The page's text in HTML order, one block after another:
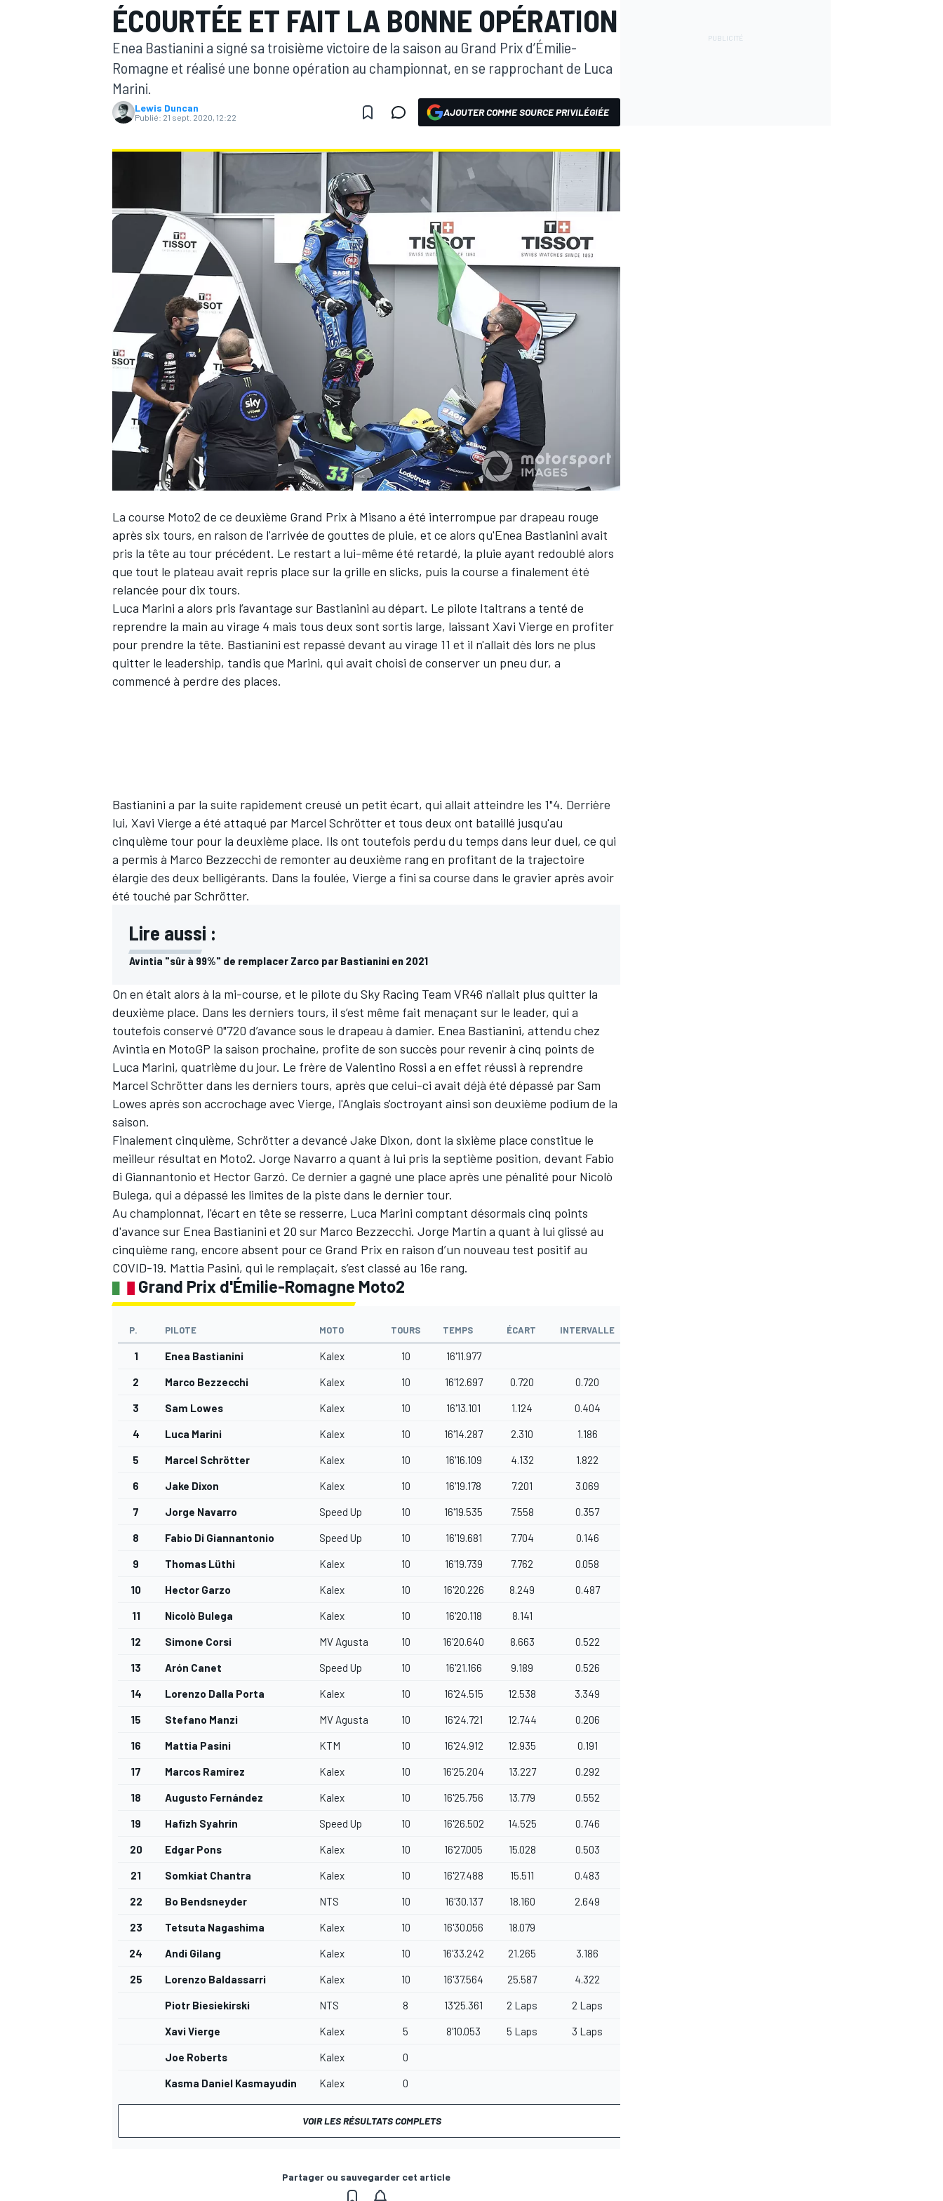
MOTOGP
WRC
WEC
AUTRES CHAMPIONNATS
ÉCOURTÉE ET FAIT LA BONNE OPÉRATION
Enea Bastianini a signé sa troisième victoire de la saison au Grand Prix d’Émilie-
Romagne et réalisé une bonne opération au championnat, en se rapprochant de Luca
Marini.
Lewis Duncan
Publié: 21 sept. 2020, 12:22 AJOUTER COMME SOURCE PRIVILÉGIÉE
La course Moto2 de ce deuxième Grand Prix à Misano a été interrompue par drapeau rouge
après six tours, en raison de l'arrivée de gouttes de pluie, et ce alors qu'Enea Bastianini avait
pris la tête au tour précédent. Le restart a lui-même été retardé, la pluie ayant redoublé alors
que tout le plateau avait repris place sur la grille en slicks, puis la course a finalement été
relancée pour dix tours.
Luca Marini a alors pris l’avantage sur Bastianini au départ. Le pilote Italtrans a tenté de
reprendre la main au virage 4 mais tous deux sont sortis large, laissant Xavi Vierge en profiter
pour prendre la tête. Bastianini est repassé devant au virage 11 et il n'allait dès lors ne plus
quitter le leadership, tandis que Marini, qui avait choisi de conserver un pneu dur, a
commencé à perdre des places.
Bastianini a par la suite rapidement creusé un petit écart, qui allait atteindre les 1"4. Derrière
lui, Xavi Vierge a été attaqué par Marcel Schrötter et tous deux ont bataillé jusqu'au
cinquième tour pour la deuxième place. Ils ont toutefois perdu du temps dans leur duel, ce qui
a permis à Marco Bezzecchi de remonter au deuxième rang en profitant de la trajectoire
élargie des deux belligérants. Dans la foulée, Vierge a fini sa course dans le gravier après avoir
été touché par Schrötter.
Lire aussi :
Avintia "sûr à 99%" de remplacer Zarco par Bastianini en 2021
On en était alors à la mi-course, et le pilote du Sky Racing Team VR46 n'allait plus quitter la
deuxième place. Dans les derniers tours, il s’est même fait menaçant sur le leader, qui a
toutefois conservé 0"720 d’avance sous le drapeau à damier. Enea Bastianini, attendu chez
Avintia en MotoGP la saison prochaine, profite de son succès pour revenir à cinq points de
Luca Marini, quatrième du jour. Le frère de Valentino Rossi a en effet réussi à reprendre
Marcel Schrötter dans les derniers tours, après que celui-ci avait déjà été dépassé par Sam
Lowes après son accrochage avec Vierge, l'Anglais s'octroyant ainsi son deuxième podium de la
saison.
Finalement cinquième, Schrötter a devancé Jake Dixon, dont la sixième place constitue le
meilleur résultat en Moto2. Jorge Navarro a quant à lui pris la septième position, devant Fabio
di Giannantonio et Hector Garzó. Ce dernier a gagné une place après une pénalité pour Nicolò
Bulega, qui a dépassé les limites de la piste dans le dernier tour.
Au championnat, l'écart en tête se resserre, Luca Marini comptant désormais cinq points
d'avance sur Enea Bastianini et 20 sur Marco Bezzecchi. Jorge Martín a quant à lui glissé au
cinquième rang, encore absent pour ce Grand Prix en raison d’un nouveau test positif au
COVID-19. Mattia Pasini, qui le remplaçait, s’est classé au 16e rang.
Grand Prix d'Émilie-Romagne Moto2
P. PILOTE MOTO TOURS TEMPS ÉCART INTERVALLE
1 Enea Bastianini Kalex 10 16'11.977
2 Marco Bezzecchi Kalex 10 16'12.697 0.720 0.720
3 Sam Lowes Kalex 10 16'13.101 1.124 0.404
4 Luca Marini Kalex 10 16'14.287 2.310 1.186
5 Marcel Schrötter Kalex 10 16'16.109 4.132 1.822
6 Jake Dixon Kalex 10 16'19.178 7.201 3.069
7 Jorge Navarro Speed Up 10 16'19.535 7.558 0.357
8 Fabio Di Giannantonio Speed Up 10 16'19.681 7.704 0.146
9 Thomas Lüthi Kalex 10 16'19.739 7.762 0.058
10 Hector Garzo Kalex 10 16'20.226 8.249 0.487
11 Nicolò Bulega Kalex 10 16'20.118 8.141
12 Simone Corsi MV Agusta 10 16'20.640 8.663 0.522
13 Arón Canet Speed Up 10 16'21.166 9.189 0.526
14 Lorenzo Dalla Porta Kalex 10 16'24.515 12.538 3.349
15 Stefano Manzi MV Agusta 10 16'24.721 12.744 0.206
16 Mattia Pasini KTM 10 16'24.912 12.935 0.191
17 Marcos Ramírez Kalex 10 16'25.204 13.227 0.292
18 Augusto Fernández Kalex 10 16'25.756 13.779 0.552
19 Hafizh Syahrin Speed Up 10 16'26.502 14.525 0.746
20 Edgar Pons Kalex 10 16'27.005 15.028 0.503
21 Somkiat Chantra Kalex 10 16'27.488 15.511 0.483
22 Bo Bendsneyder NTS 10 16'30.137 18.160 2.649
23 Tetsuta Nagashima Kalex 10 16'30.056 18.079
24 Andi Gilang Kalex 10 16'33.242 21.265 3.186
25 Lorenzo Baldassarri Kalex 10 16'37.564 25.587 4.322
Piotr Biesiekirski NTS 8 13'25.361 2 Laps 2 Laps
Xavi Vierge Kalex 5 8'10.053 5 Laps 3 Laps
Joe Roberts Kalex 0
Kasma Daniel Kasmayudin Kalex 0
VOIR LES RÉSULTATS COMPLETS
Partager ou sauvegarder cet article